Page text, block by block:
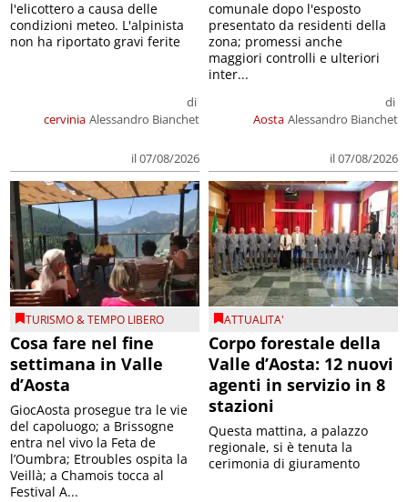
cervinia
di
Alessandro Bianchet
il 07/08/2026
l'elicottero a causa delle
condizioni meteo. L'alpinista
non ha riportato gravi ferite
Aosta
di
Alessandro Bianchet
il 07/08/2026
comunale dopo l'esposto
presentato da residenti della
zona; promessi anche
maggiori controlli e ulteriori
inter...
TURISMO & TEMPO LIBERO
Cosa fare nel fine
settimana in Valle
d’Aosta
GiocAosta prosegue tra le vie
del capoluogo; a Brissogne
entra nel vivo la Feta de
l’Oumbra; Etroubles ospita la
Veillà; a Chamois tocca al
Festival A...
ATTUALITA'
Corpo forestale della
Valle d’Aosta: 12 nuovi
agenti in servizio in 8
stazioni
Questa mattina, a palazzo
regionale, si è tenuta la
cerimonia di giuramento